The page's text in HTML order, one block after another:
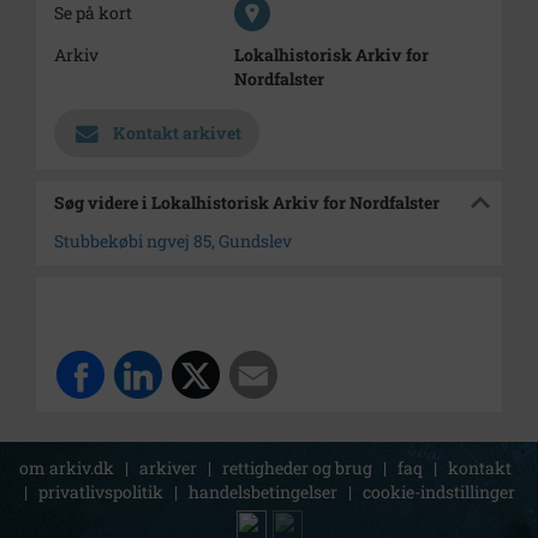
Se på kort
Arkiv
Lokalhistorisk Arkiv for
Nordfalster
Kontakt arkivet
Søg videre i Lokalhistorisk Arkiv for Nordfalster
Stubbekøbi ngvej 85, Gundslev
om arkiv.dk | arkiver | rettigheder og brug | faq | kontakt
| privatlivspolitik | handelsbetingelser | cookie-indstillinger